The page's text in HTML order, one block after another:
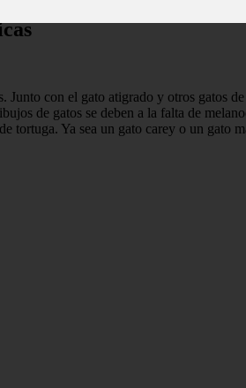
con el gato atigrado y otros gatos
de gatos se deben a la falta de
tortuga. Ya sea un gato carey o un gato